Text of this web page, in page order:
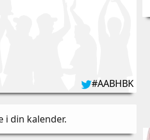
#AABHBK
i din kalender.